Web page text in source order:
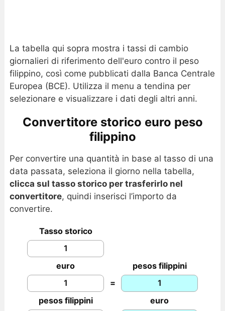
La tabella qui sopra mostra i tassi di cambio
giornalieri di riferimento dell'euro contro il peso
filippino, così come pubblicati dalla Banca Centrale
Europea (BCE). Utilizza il menu a tendina per
selezionare e visualizzare i dati degli altri anni.
Convertitore storico euro peso
filippino
Per convertire una quantità in base al tasso di una
data passata, seleziona il giorno nella tabella,
clicca sul tasso storico per trasferirlo nel
convertitore, quindi inserisci l’importo da
convertire.
Tasso storico
euro
pesos filippini
=
pesos filippini
euro